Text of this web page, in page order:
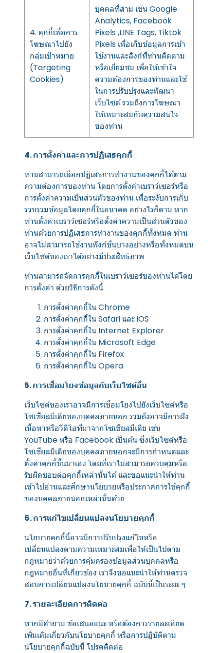
4. คุกกี้เพื่อการ
โฆษณาไปยัง
กลุ่มเป้าหมาย
(Targeting
Cookies)
บุคคลที่สาม เช่น Google
Analytics, Facebook
Pixels ,LINE Tags, Tiktok
Pixels เพื่อเก็บข้อมูลการเข้า
ใช้งานและลิงก์ที่ท่านติดตาม
หรือเยี่ยมชม เพื่อให้เข้าใจ
ความต้องการของท่านและใช้
ในการปรับปรุงและพัฒนา
เว็บไซต์ รวมถึงการโฆษณา
ให้เหมาะสมกับความสนใจ
ของท่าน
4. การตั้งค่าและการปฏิเสธคุกกี้
ท่านสามารถเลือกปฏิเสธการทำงานของคุกกี้ได้ตาม
ความต้องการของท่าน โดยการตั้งค่าเบราว์เซอร์หรือ
การตั้งค่าความเป็นส่วนตัวของท่าน เพื่อระงับการเก็บ
รวบรวมข้อมูลโดยคุกกี้ในอนาคต อย่างไรก็ตาม หาก
ท่านตั้งค่าเบราว์เซอร์หรือตั้งค่าความเป็นส่วนตัวของ
ท่านด้วยการปฏิเสธการทำงานของคุกกี้ทั้งหมด ท่าน
อาจไม่สามารถใช้งานฟังก์ชั่นบางอย่างหรือทั้งหมดบน
เว็บไซต์ของเราได้อย่างมีประสิทธิภาพ
ท่านสามารถจัดการคุกกี้ในเบราว์เซอร์ของท่านได้โดย
การตั้งค่า ด้วยวิธีการดังนี้
การตั้งค่าคุกกี้ใน Chrome
การตั้งค่าคุกกี้ใน Safari และiOS
การตั้งค่าคุกกี้ใน Internet Explorer
การตั้งค่าคุกกี้ใน Microsoft Edge
การตั้งค่าคุกกี้ใน Firefox
การตั้งค่าคุกกี้ใน Opera
5. การเชื่อมโยงข้อมูลกับเว็บไซต์อื่น
เว็บไซต์ของเราอาจมีการเชื่อมโยงไปยังเว็บไซต์หรือ
โซเชียลมีเดียของบุคคลภายนอก รวมถึงอาจมีการฝัง
เนื้อหาหรือวีดีโอที่มาจากโซเชียลมีเดีย เช่น
YouTube หรือ Facebook เป็นต้น ซึ่งเว็บไซต์หรือ
โซเชียลมีเดียของบุคคลภายนอกจะมีการกำหนดและ
ตั้งค่าคุกกี้ขึ้นมาเอง โดยที่เราไม่สามารถควบคุมหรือ
รับผิดชอบต่อคุกกี้เหล่านั้นได้ และขอแนะนำให้ท่าน
เข้าไปอ่านและศึกษานโยบายหรือประกาศการใช้คุกกี้
ของบุคคลภายนอกเหล่านั้นด้วย
6. การแก้ไขเปลี่ยนแปลงนโยบายคุกกี้
นโยบายคุกกี้นี้อาจมีการปรับปรุงแก้ไขหรือ
เปลี่ยนแปลงตามความเหมาะสมเพื่อให้เป็นไปตาม
กฎหมายว่าด้วยการคุ้มครองข้อมูลส่วนบุคคลหรือ
กฎหมายอื่นที่เกี่ยวข้อง เราจึงขอแนะนำให้ท่านตรวจ
สอบการเปลี่ยนแปลงนโยบายคุกกี้ ฉบับนี้เป็นระยะ ๆ
7. รายละเอียดการติดต่อ
หากมีคำถาม ข้อเสนอแนะ หรือต้องการรายละเอียด
เพิ่มเติมเกี่ยวกับนโยบายคุกกี้ หรือการปฏิบัติตาม
นโยบายคุกกี้ฉบับนี้ โปรดติดต่อ